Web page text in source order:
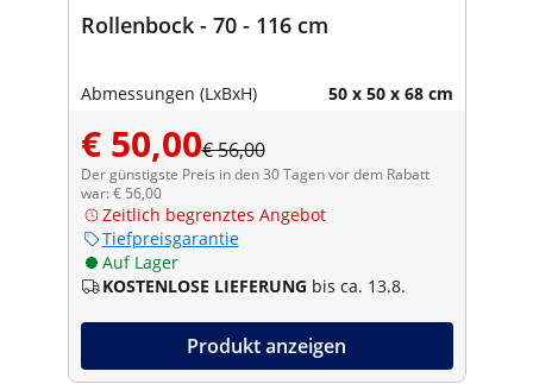
Rollenbock - 70 - 116 cm
Abmessungen (LxBxH) 50 x 50 x 68 cm
€ 50,00€ 56,00
Der günstigste Preis in den 30 Tagen vor dem Rabatt
war: € 56,00
Zeitlich begrenztes Angebot
Tiefpreisgarantie
Auf Lager
KOSTENLOSE LIEFERUNG bis ca. 13.8.
Produkt anzeigen